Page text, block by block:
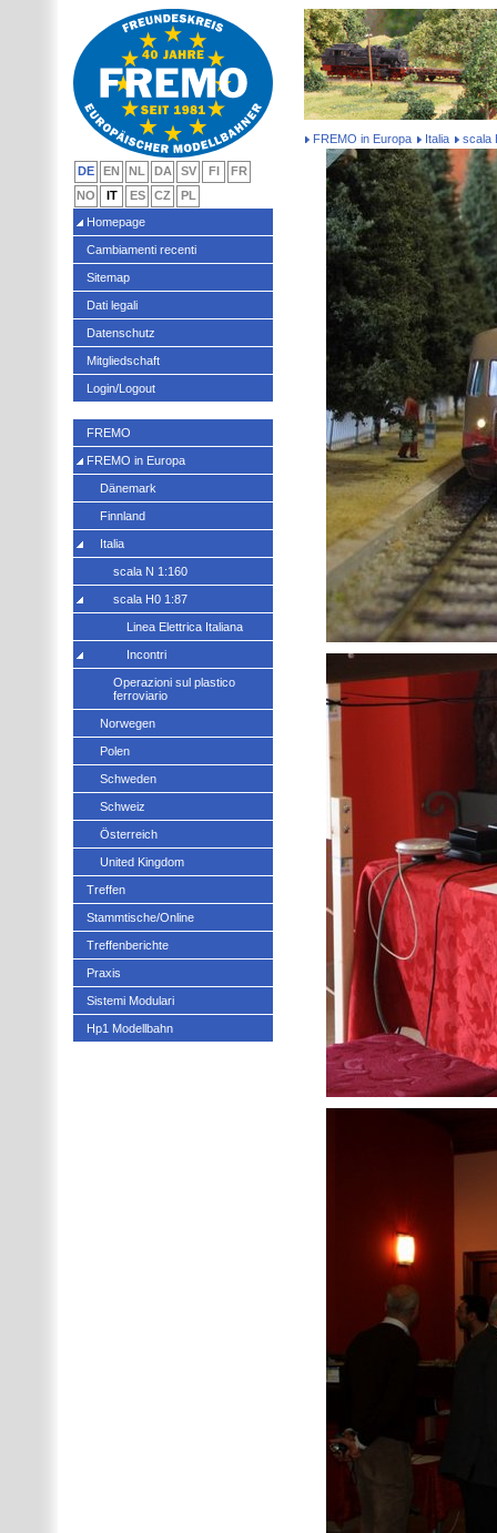
FREMO in Europa Italia scala
DE EN NL DA SV FI
FR
NO
IT ES CZ
PL
Homepage
Cambiamenti recenti
Sitemap
Dati legali
Datenschutz
Mitgliedschaft
Login/Logout
FREMO
FREMO in Europa
Dänemark
Finnland
Italia
scala N 1:160
scala H0 1:87
Linea Elettrica Italiana
Incontri
Operazioni sul plastico
ferroviario
Norwegen
Polen
Schweden
Schweiz
Österreich
United Kingdom
Treffen
Stammtische/Online
Treffenberichte
Praxis
Sistemi Modulari
Hp1 Modellbahn